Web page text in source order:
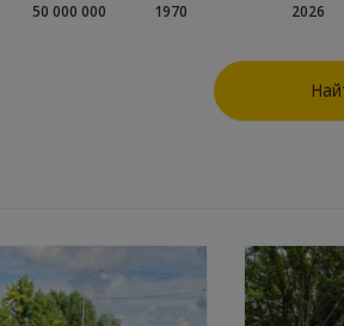
50 000 000 1970 2026